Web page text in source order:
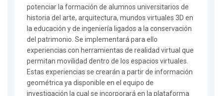
potenciar la formación de alumnos universitarios de
historia del arte, arquitectura, mundos virtuales 3D en
la educación y de ingeniería ligados a la conservación
del patrimonio. Se implementará para ello
experiencias con herramientas de realidad virtual que
permitan movilidad dentro de los espacios virtuales.
Estas experiencias se crearán a partir de información
geométrica ya disponible en el equipo de
investigación la cual se incorporará en la plataforma